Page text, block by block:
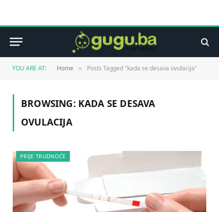
YOU ARE AT: Home » Posts Tagged "kada se desava ovulacija"
BROWSING: KADA SE DESAVA
OVULACIJA
PRIJE TRUDNOĆE